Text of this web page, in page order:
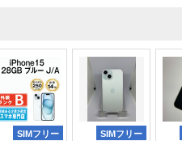
SIMフリー SIMフリー